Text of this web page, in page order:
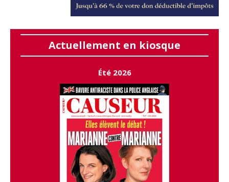
Actuellement en kiosque
Été 2026